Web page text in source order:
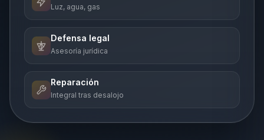
Luz, agua, gas
Defensa legal
Asesoría jurídica
Reparación
Integral tras desalojo